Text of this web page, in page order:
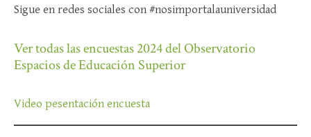
Sigue en redes sociales con #nosimportalauniversidad
Ver todas las encuestas 2024 del Observatorio
Espacios de Educación Superior
Video pesentación encuesta